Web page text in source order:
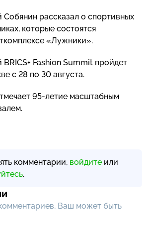
Собянин рассказал о спортивных
которые состоятся
«Лужники».
BRICS+ Fashion Summit пройдет
с 28 по 30 августа.
95-летие масштабным
комментарии, войдите или
.
Ваш может быть